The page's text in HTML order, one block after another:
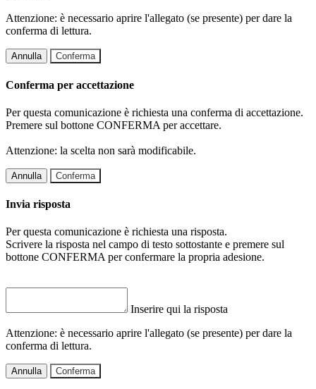
Attenzione: è necessario aprire l'allegato (se presente) per dare la
conferma di lettura.
Annulla Conferma
Conferma per accettazione
Per questa comunicazione è richiesta una conferma di accettazione.
Premere sul bottone CONFERMA per accettare.
Attenzione: la scelta non sarà modificabile.
Annulla Conferma
Invia risposta
Per questa comunicazione è richiesta una risposta.
Scrivere la risposta nel campo di testo sottostante e premere sul
bottone CONFERMA per confermare la propria adesione.
Inserire qui la risposta
Attenzione: è necessario aprire l'allegato (se presente) per dare la
conferma di lettura.
Annulla Conferma